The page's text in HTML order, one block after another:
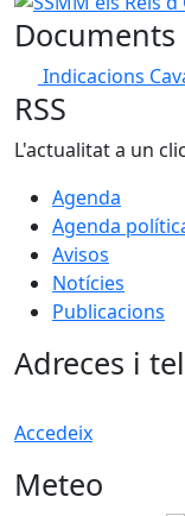
Documents
Indicacions
RSS
L'actualitat a un clic
Agenda
Agenda
Avisos
Notícies
Publicacions
Adreces i
Accedeix
Meteo